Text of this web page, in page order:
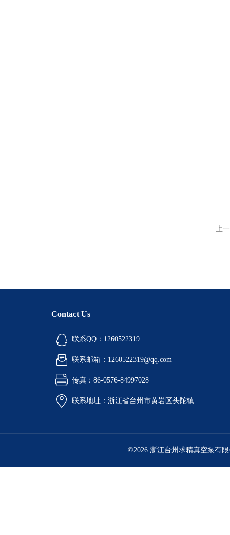
上
Contact Us
联系QQ：1260522319
联系邮箱：1260522319@qq.com
传真：86-0576-84997028
联系地址：浙江省台州市黄岩区头陀镇
©2026 浙江台州求精真空泵有